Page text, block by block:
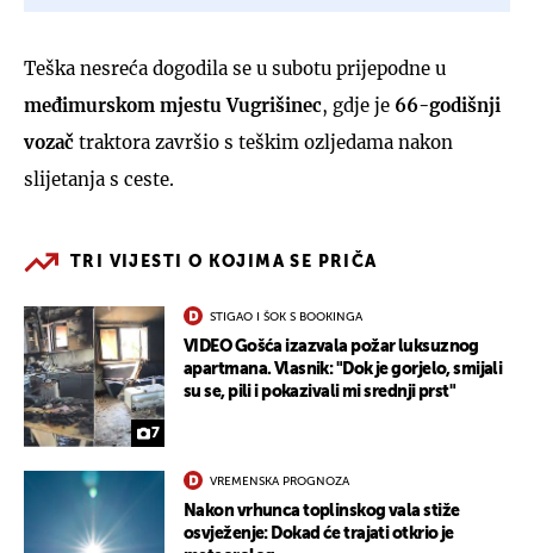
Teška nesreća dogodila se u subotu prijepodne u
međimurskom mjestu Vugrišinec, gdje je 66-godišnji
vozač traktora završio s teškim ozljedama nakon
slijetanja s ceste.
TRI VIJESTI O KOJIMA SE PRIČA
7
STIGAO I ŠOK S BOOKINGA
VIDEO Gošća izazvala požar luksuznog
apartmana. Vlasnik: "Dok je gorjelo, smijali
su se, pili i pokazivali mi srednji prst"
VREMENSKA PROGNOZA
Nakon vrhunca toplinskog vala stiže
osvježenje: Dokad će trajati otkrio je